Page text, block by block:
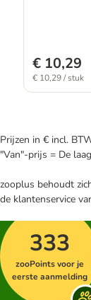
€ 10,29
€ 10,29 / stuk
Prijzen in € incl.
"Van"-prijs = De
zooplus behoudt
de klantenservice
333
zooPoints voor je
eerste aanmelding